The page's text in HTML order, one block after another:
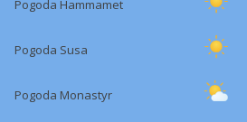
Pogoda Hammamet
Pogoda Susa
Pogoda Monastyr